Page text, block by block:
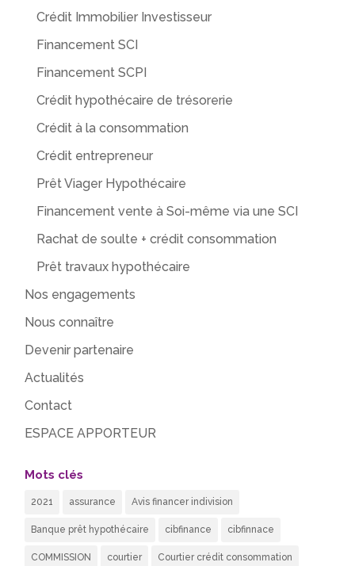
Crédit Immobilier Investisseur
Financement SCI
Financement SCPI
Crédit hypothécaire de trésorerie
Crédit à la consommation
Crédit entrepreneur
Prêt Viager Hypothécaire
Financement vente à Soi-même via une SCI
Rachat de soulte + crédit consommation
Prêt travaux hypothécaire
Nos engagements
Nous connaître
Devenir partenaire
Actualités
Contact
ESPACE APPORTEUR
Mots clés
2021 assurance Avis financer indivision
Banque prêt hypothécaire cibfinance cibfinnace
COMMISSION courtier Courtier crédit consommation